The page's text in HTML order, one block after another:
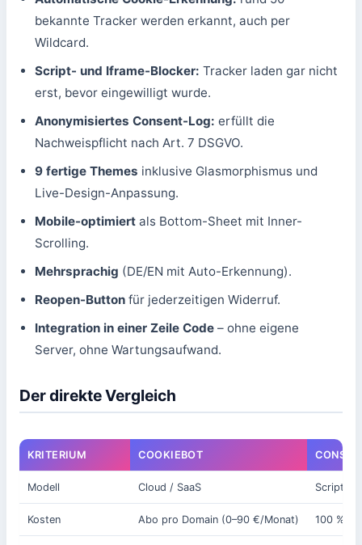
bekannte Tracker werden erkannt, auch per
Wildcard.
Script- und Iframe-Blocker: Tracker laden gar nicht
erst, bevor eingewilligt wurde.
Anonymisiertes Consent-Log: erfüllt die
Nachweispflicht nach Art. 7 DSGVO.
9 fertige Themes inklusive Glasmorphismus und
Live-Design-Anpassung.
Mobile-optimiert als Bottom-Sheet mit Inner-
Scrolling.
Mehrsprachig (DE/EN mit Auto-Erkennung).
Reopen-Button für jederzeitigen Widerruf.
Integration in einer Zeile Code – ohne eigene
Server, ohne Wartungsaufwand.
Der direkte Vergleich
KRITERIUM COOKIEBOT
Modell Cloud / SaaS Script-
Kosten Abo pro Domain (0–90 €/Monat) 100 %